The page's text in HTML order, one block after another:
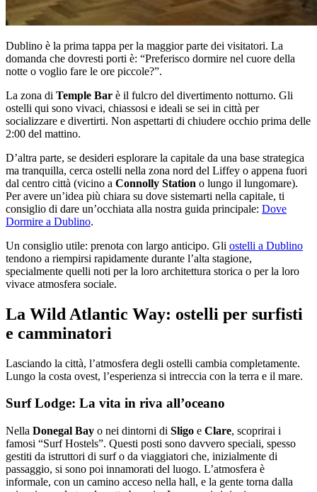
Dublino è la prima tappa per la maggior parte dei visitatori. La
domanda che dovresti porti è: “Preferisco dormire nel cuore della
notte o voglio fare le ore piccole?”.
La zona di Temple Bar è il fulcro del divertimento notturno. Gli
ostelli qui sono vivaci, chiassosi e ideali se sei in città per
socializzare e divertirti. Non aspettarti di chiudere occhio prima delle
2:00 del mattino.
D’altra parte, se desideri esplorare la capitale da una base strategica
ma tranquilla, cerca ostelli nella zona nord del Liffey o appena fuori
dal centro città (vicino a Connolly Station o lungo il lungomare).
Per avere un’idea più chiara su dove sistemarti nella capitale, ti
consiglio di dare un’occhiata alla nostra guida principale: Dove
Dormire a Dublino.
Un consiglio utile: prenota con largo anticipo. Gli ostelli a Dublino
tendono a riempirsi rapidamente durante l’alta stagione,
specialmente quelli noti per la loro architettura storica o per la loro
vivace atmosfera sociale.
La Wild Atlantic Way: ostelli per surfisti
e camminatori
Lasciando la città, l’atmosfera degli ostelli cambia completamente.
Lungo la costa ovest, l’esperienza si intreccia con la terra e il mare.
Surf Lodge: La vita in riva all’oceano
Nella Donegal Bay o nei dintorni di Sligo e Clare, scoprirai i
famosi “Surf Hostels”. Questi posti sono davvero speciali, spesso
gestiti da istruttori di surf o da viaggiatori che, inizialmente di
passaggio, si sono poi innamorati del luogo. L’atmosfera è
informale, con un camino acceso nella hall, e la gente torna dalla